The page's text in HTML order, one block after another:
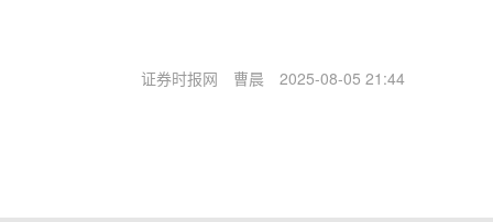
证券时报网 曹晨 2025-08-05 21:44